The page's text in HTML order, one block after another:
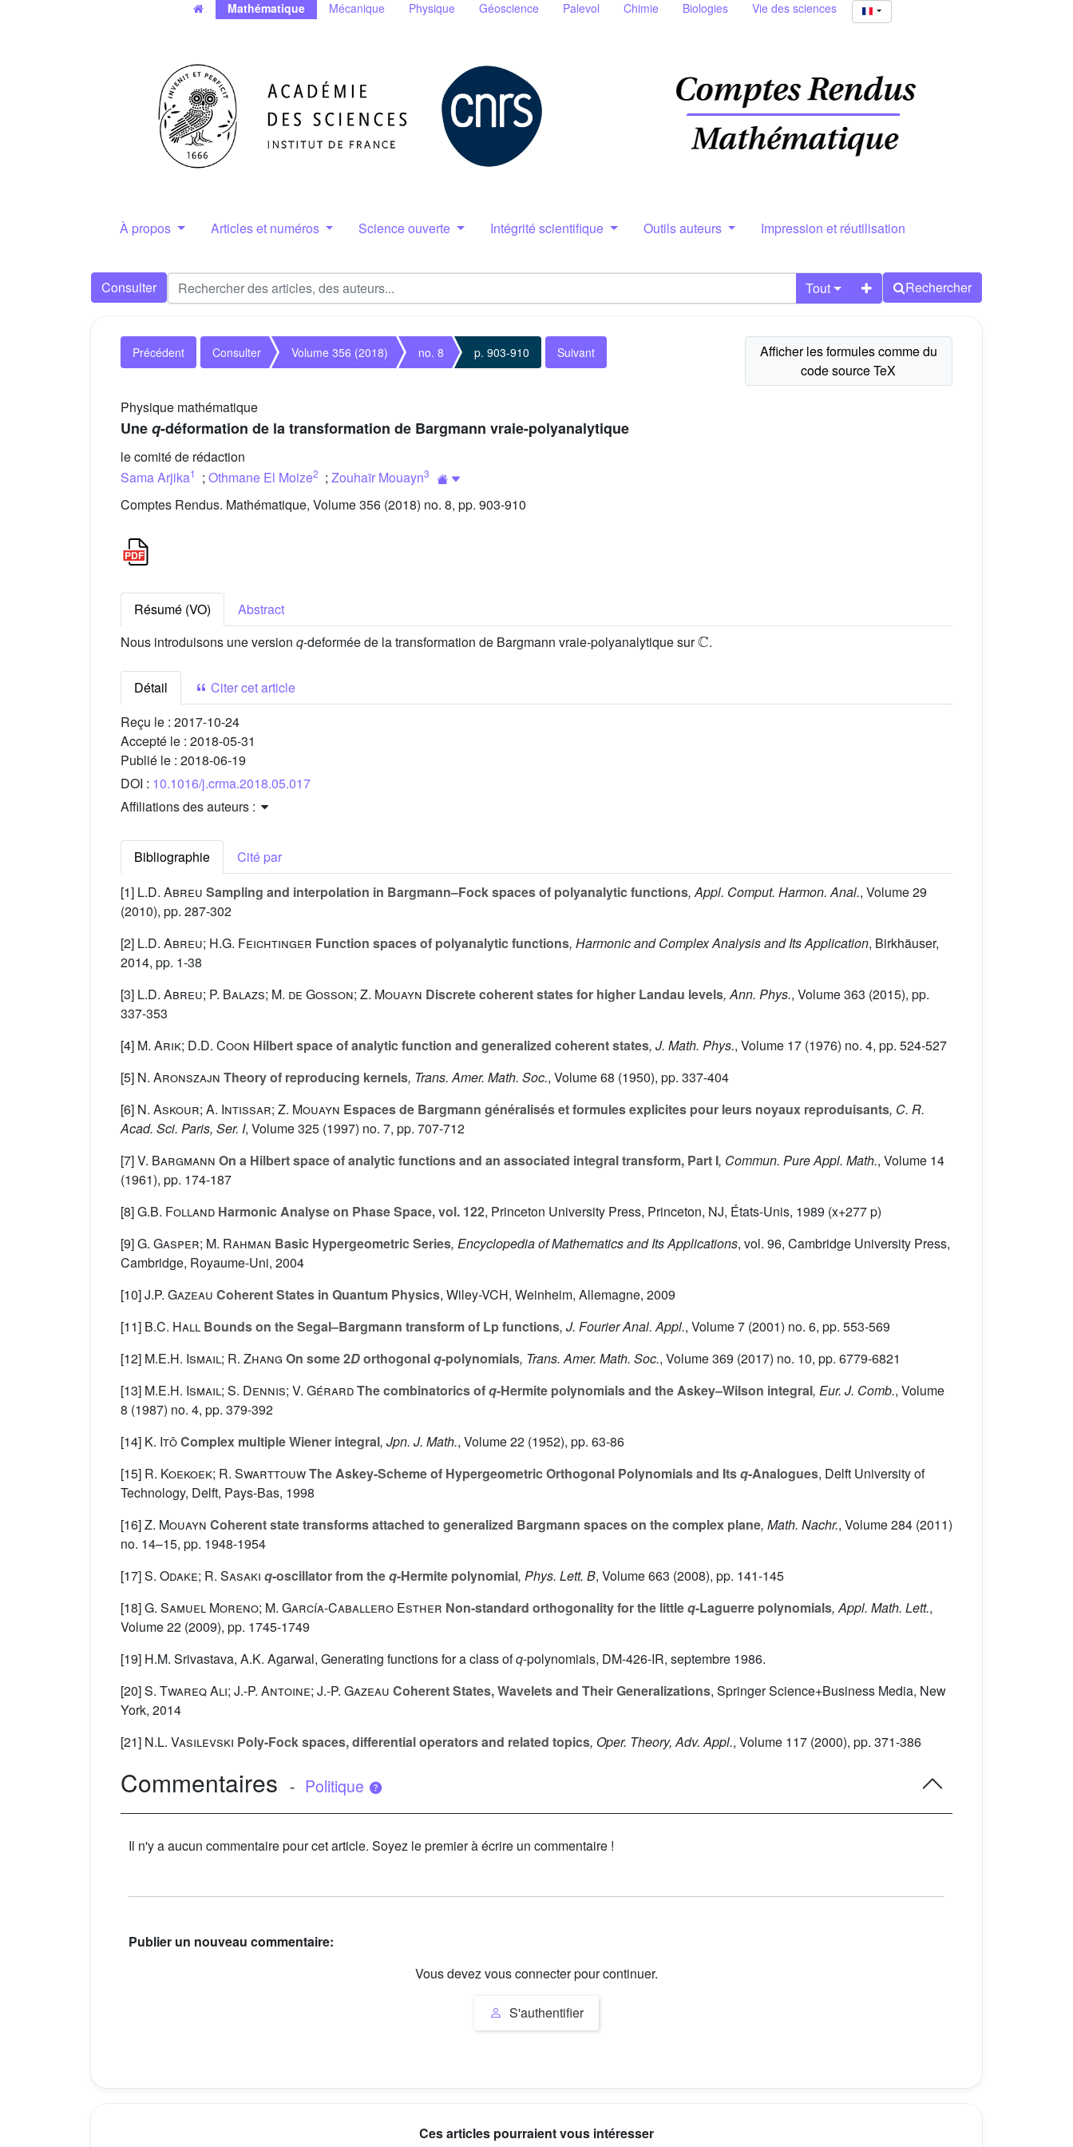
Mathématique Mécanique Physique Géoscience Palevol Chimie Biologies Vie des sciences
À propos Articles et numéros Science ouverte Intégrité scientifique Outils auteurs Impression et réutilisation
Consulter Tout Rechercher
Précédent Consulter Volume 356 (2018) no. 8 p. 903-910 Suivant
Physique mathématique
Uneq-déformation de la transformation de Bargmann vraie-polyanalytique
le comité de rédaction
Sama Arjika1 ; Othmane El Moize2 ; Zouhaïr Mouayn3
Comptes Rendus. Mathématique, Volume 356 (2018) no. 8, pp. 903-910
Résumé (VO)
Abstract
Nous introduisons une version q-deformée de la transformation de Bargmann vraie-polyanalytique sur
C
.
Détail
Citer cet article
Reçu le : 2017-10-24
Accepté le : 2018-05-31
Publié le : 2018-06-19
DOI : 10.1016/j.crma.2018.05.017
Affiliations des auteurs :
Bibliographie
Cité par
[1] L.D. Abreu Sampling and interpolation in Bargmann–Fock spaces of polyanalytic functions, Appl. Comput. Harmon. Anal., Volume 29
(2010), pp. 287-302
[2] L.D. Abreu; H.G. Feichtinger Function spaces of polyanalytic functions, Harmonic and Complex Analysis and Its Application, Birkhäuser,
2014, pp. 1-38
[3] L.D. Abreu; P. Balazs; M. de Gosson; Z. Mouayn Discrete coherent states for higher Landau levels, Ann. Phys., Volume 363 (2015), pp.
337-353
[4] M. Arik; D.D. Coon Hilbert space of analytic function and generalized coherent states, J. Math. Phys., Volume 17 (1976) no. 4, pp. 524-527
[5] N. Aronszajn Theory of reproducing kernels, Trans. Amer. Math. Soc., Volume 68 (1950), pp. 337-404
[6] N. Askour; A. Intissar; Z. Mouayn Espaces de Bargmann généralisés et formules explicites pour leurs noyaux reproduisants, C. R.
Acad. Sci. Paris, Ser. I, Volume 325 (1997) no. 7, pp. 707-712
[7]V. Bargmann On a Hilbert space of analytic functions and an associated integral transform, Part I, Commun. Pure Appl. Math., Volume 14
(1961), pp. 174-187
[8]G.B. Folland Harmonic Analyse on Phase Space, vol. 122, Princeton University Press, Princeton, NJ, États-Unis, 1989 (x+277 p)
[9]G. Gasper; M. Rahman Basic Hypergeometric Series, Encyclopedia of Mathematics and Its Applications, vol. 96, Cambridge University Press,
Cambridge, Royaume-Uni, 2004
[10]J.P. Gazeau Coherent States in Quantum Physics, Wiley-VCH, Weinheim, Allemagne, 2009
[11] B.C. Hall Bounds on the Segal–Bargmann transform of Lp functions, J. Fourier Anal. Appl., Volume 7 (2001) no. 6, pp. 553-569
[12] M.E.H. Ismail; R. Zhang On some 2Dorthogonalq-polynomials, Trans. Amer. Math. Soc., Volume 369 (2017) no. 10, pp. 6779-6821
[13] M.E.H. Ismail; S. Dennis; V. GérardThe combinatorics ofq-Hermite polynomials and the Askey–Wilson integral, Eur. J. Comb., Volume
8 (1987) no. 4, pp. 379-392
[14] K. ItôComplex multiple Wiener integral, Jpn. J. Math., Volume 22 (1952), pp. 63-86
[15] R. Koekoek; R. SwarttouwThe Askey-Scheme of Hypergeometric Orthogonal Polynomials and Itsq-Analogues, Delft University of
Technology, Delft, Pays-Bas, 1998
[16]Z. Mouayn Coherent state transforms attached to generalized Bargmann spaces on the complex plane, Math. Nachr., Volume 284 (2011)
no. 14–15, pp. 1948-1954
[17]S. Odake; R. Sasaki q-oscillator from theq-Hermite polynomial, Phys. Lett. B, Volume 663 (2008), pp. 141-145
[18]G. Samuel Moreno; M. García-Caballero Esther Non-standard orthogonality for the littleq-Laguerre polynomials, Appl. Math. Lett.,
Volume 22 (2009), pp. 1745-1749
[19] H.M. Srivastava, A.K. Agarwal, Generating functions for a class ofq-polynomials, DM-426-IR, septembre 1986.
[20]S. Twareq Ali; J.-P. Antoine; J.-P. Gazeau Coherent States, Wavelets and Their Generalizations, Springer Science+Business Media, New
York, 2014
[21] N.L. Vasilevski Poly-Fock spaces, differential operators and related topics, Oper. Theory, Adv. Appl., Volume 117 (2000), pp. 371-386
Commentaires - Politique
Il n'y a aucun commentaire pour cet article. Soyez le premier à écrire un commentaire !
Publier un nouveau commentaire:
Vous devez vous connecter pour continuer.
S'authentifier
Ces articles pourraient vous intéresser